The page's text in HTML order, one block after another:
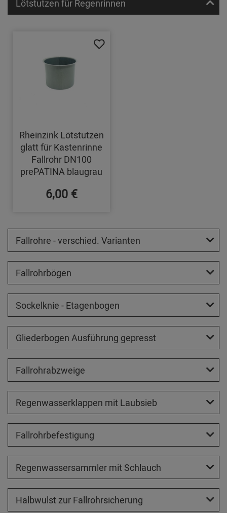
Lötstutzen für Regenrinnen
Rheinzink Lötstutzen
glatt für Kastenrinne
Fallrohr DN100
prePATINA blaugrau
6,00 €
Fallrohre - verschied. Varianten
Fallrohrbögen
Sockelknie - Etagenbogen
Gliederbogen Ausführung gepresst
Fallrohrabzweige
Regenwasserklappen mit Laubsieb
Fallrohrbefestigung
Regenwassersammler mit Schlauch
Halbwulst zur Fallrohrsicherung